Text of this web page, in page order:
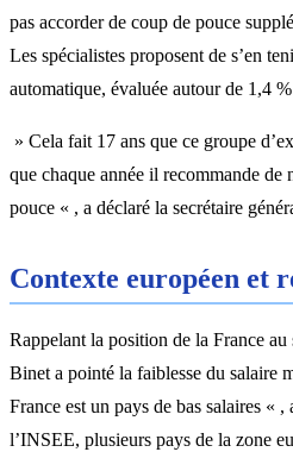
pas accorder de coup de pouce
Les spécialistes proposent de s’en
automatique, évaluée autour de 1,4 %
» Cela fait 17 ans que ce groupe
que chaque année il recommande de
pouce « , a déclaré la secrétaire
Contexte européen et
Rappelant la position de la France
Binet a pointé la faiblesse du salaire
France est un pays de bas salaires «
l’INSEE, plusieurs pays de la zone